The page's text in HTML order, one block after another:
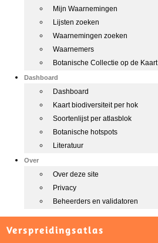
Mijn Waarnemingen
Lijsten zoeken
Waarnemingen zoeken
Waarnemers
Botanische Collectie op de Kaart
Dashboard
Dashboard
Kaart biodiversiteit per hok
Soortenlijst per atlasblok
Botanische hotspots
Literatuur
Over
Over deze site
Privacy
Beheerders en validatoren
Verspreidingsatlas